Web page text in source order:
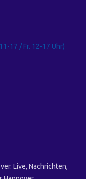
17 / Fr. 12-17 Uhr)
Live, Nachrichten,